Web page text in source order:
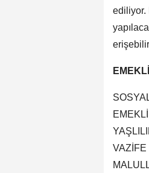
ediliyor.
VAZİFE